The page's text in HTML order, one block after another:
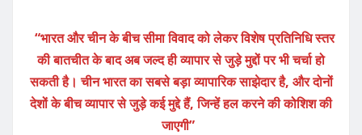
“भारत और चीन के बीच सीमा विवाद को लेकर विशेष प्रतिनिधि स्तर
की बातचीत के बाद अब जल्द ही व्यापार से जुड़े मुद्दों पर भी चर्चा हो
सकती है। चीन भारत का सबसे बड़ा व्यापारिक साझेदार है, और दोनों
देशों के बीच व्यापार से जुड़े कई मुद्दे हैं, जिन्हें हल करने की कोशिश की
जाएगी”